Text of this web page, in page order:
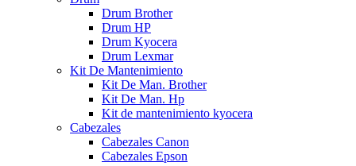
Drum Brother
Drum HP
Drum Kyocera
Drum Lexmar
Kit De Mantenimiento
Kit De Man. Brother
Kit De Man. Hp
Kit de mantenimiento kyocera
Cabezales
Cabezales Canon
Cabezales Epson